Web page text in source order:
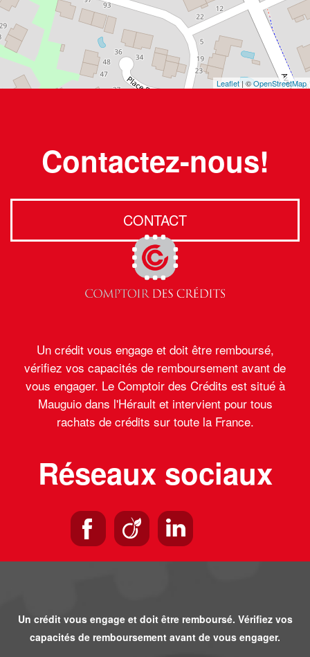
Leaflet| ©OpenStreetMap
Contactez-nous!
CONTACT
Un crédit vous engage et doit être remboursé,
vérifiez vos capacités de remboursement avant de
vous engager. Le Comptoir des Crédits est situé à
Mauguio dans l'Hérault et intervient pour tous
rachats de crédits sur toute la France.
Réseaux sociaux
Un crédit vous engage et doit être remboursé. Vérifiez vos
capacités de remboursement avant de vous engager.